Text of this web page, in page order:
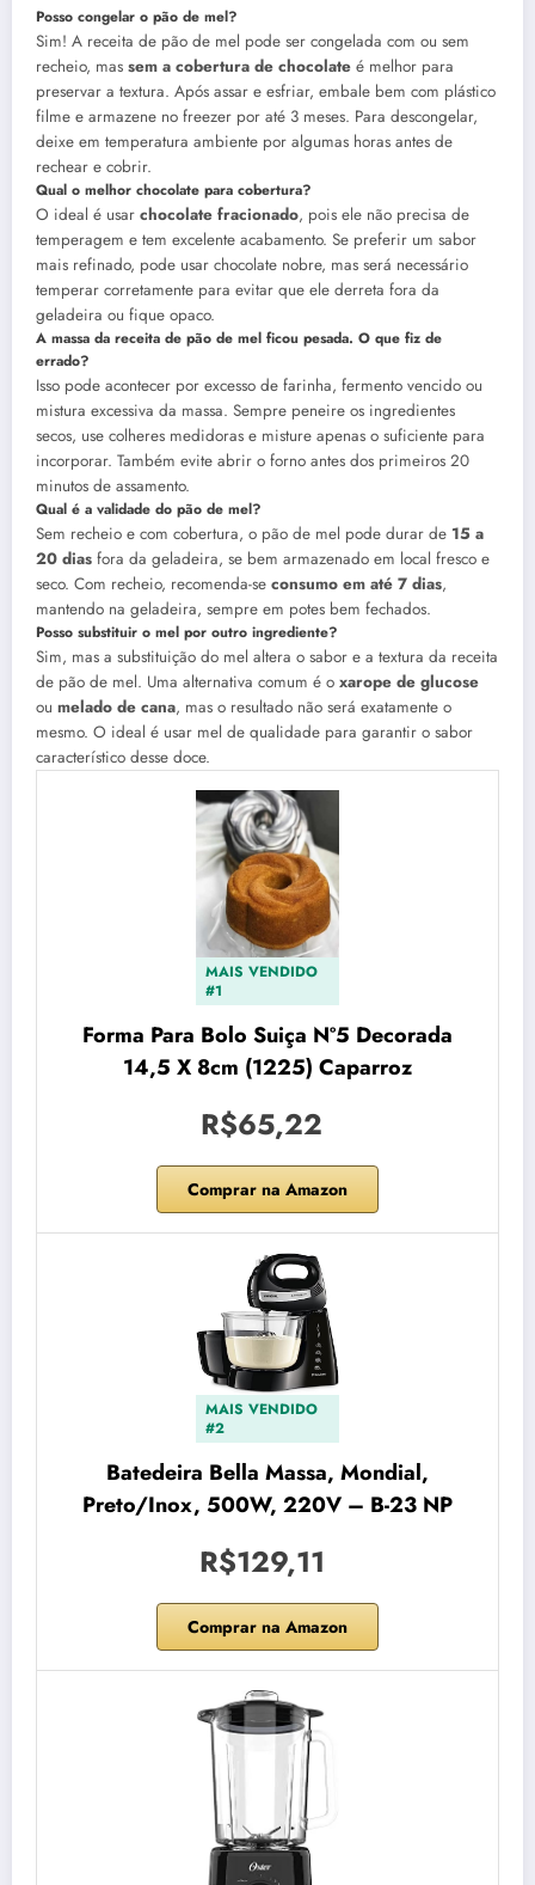
Posso congelar o pão de mel?
Sim! A receita de pão de mel pode ser congelada com ou sem
recheio, mas sem a cobertura de chocolate é melhor para
preservar a textura. Após assar e esfriar, embale bem com plástico
filme e armazene no freezer por até 3 meses. Para descongelar,
deixe em temperatura ambiente por algumas horas antes de
rechear e cobrir.
Qual o melhor chocolate para cobertura?
O ideal é usar chocolate fracionado, pois ele não precisa de
temperagem e tem excelente acabamento. Se preferir um sabor
mais refinado, pode usar chocolate nobre, mas será necessário
temperar corretamente para evitar que ele derreta fora da
geladeira ou fique opaco.
A massa da receita de pão de mel ficou pesada. O que fiz de
errado?
Isso pode acontecer por excesso de farinha, fermento vencido ou
mistura excessiva da massa. Sempre peneire os ingredientes
secos, use colheres medidoras e misture apenas o suficiente para
incorporar. Também evite abrir o forno antes dos primeiros 20
minutos de assamento.
Qual é a validade do pão de mel?
Sem recheio e com cobertura, o pão de mel pode durar de 15 a
20 dias fora da geladeira, se bem armazenado em local fresco e
seco. Com recheio, recomenda-se consumo em até 7 dias,
mantendo na geladeira, sempre em potes bem fechados.
Posso substituir o mel por outro ingrediente?
Sim, mas a substituição do mel altera o sabor e a textura da receita
de pão de mel. Uma alternativa comum é o xarope de glucose
ou melado de cana, mas o resultado não será exatamente o
mesmo. O ideal é usar mel de qualidade para garantir o sabor
característico desse doce.
MAIS VENDIDO
#1
Forma Para Bolo Suiça Nº5 Decorada
14,5 X 8cm (1225) Caparroz
R$65,22
Comprar na Amazon
MAIS VENDIDO
#2
Batedeira Bella Massa, Mondial,
Preto/Inox, 500W, 220V – B-23 NP
R$129,11
Comprar na Amazon